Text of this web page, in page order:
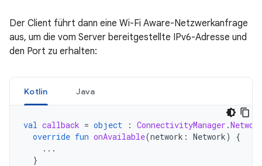
Der Client führt dann eine Wi-Fi Aware-Netzwerkanfrage
aus, um die vom Server bereitgestellte IPv6-Adresse und
den Port zu erhalten:
Kotlin Java
val callback = object : ConnectivityManager .
override fun onAvailable(network : Network)
{
...
}